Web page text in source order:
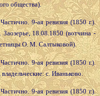
общества).
9-ая ревизия (1850 г.).
Заозерье, 18.08.1850 (вотчина -
О. М. Салтыковой).
9-ая ревизия (1850 г.).
с. Иваньково.
9-ая ревизия (1850 г.).